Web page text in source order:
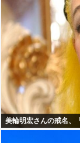
美輪明宏さんの戒名、